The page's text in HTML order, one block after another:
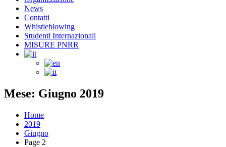
News
Contatti
Whistleblowing
Studenti Internazionali
MISURE PNRR
Mese: Giugno 2019
Home
2019
Giugno
Page 2